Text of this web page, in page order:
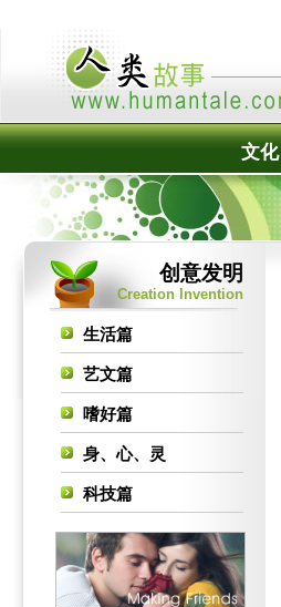
文化
创意发明
Creation Invention
生活篇
艺文篇
嗜好篇
身、心、灵
科技篇